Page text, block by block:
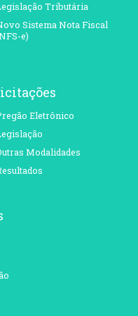
Tributária
Sistema Nota Fiscal
e)
Eletrônico
Modalidades